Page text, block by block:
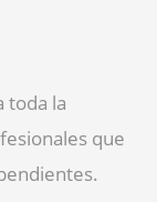
toda la
que